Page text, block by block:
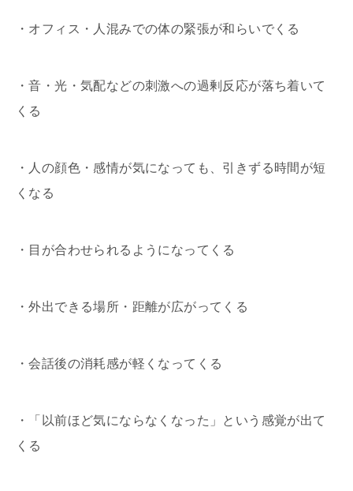
・オフィス・人混みでの体の緊張が和らいでくる
・音・光・気配などの刺激への過剰反応が落ち着いて
くる
・人の顔色・感情が気になっても、引きずる時間が短
くなる
・目が合わせられるようになってくる
・外出できる場所・距離が広がってくる
・会話後の消耗感が軽くなってくる
・「以前ほど気にならなくなった」という感覚が出て
くる